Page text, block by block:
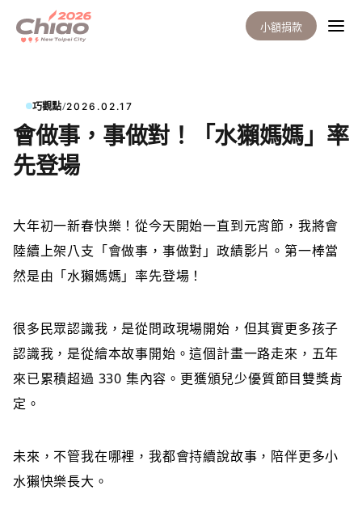
小額捐款
巧觀點/2026.02.17
會做事，事做對！「水獺媽媽」率
先登場
大年初一新春快樂！從今天開始一直到元宵節，我將會
陸續上架八支「會做事，事做對」政績影片。第一棒當
然是由「水獺媽媽」率先登場！
很多民眾認識我，是從問政現場開始，但其實更多孩子
認識我，是從繪本故事開始。這個計畫一路走來，五年
來已累積超過 330 集內容。更獲頒兒少優質節目雙獎肯
定。
未來，不管我在哪裡，我都會持續說故事，陪伴更多小
水獺快樂長大。